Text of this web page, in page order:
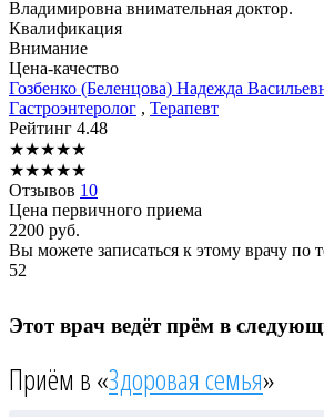
Владимировна внимательная доктор.
Квалификация
Внимание
Цена-качество
Гозбенко (Беленцова) Надежда
Гастроэнтеролог , Терапевт
Рейтинг 4.48
★★★★★
★★★★★
Отзывов 10
Цена первичного приема
2200 руб.
Вы можете записаться к этому врачу по
52
Этот врач ведёт прём в
Приём в «Здоровая семья»